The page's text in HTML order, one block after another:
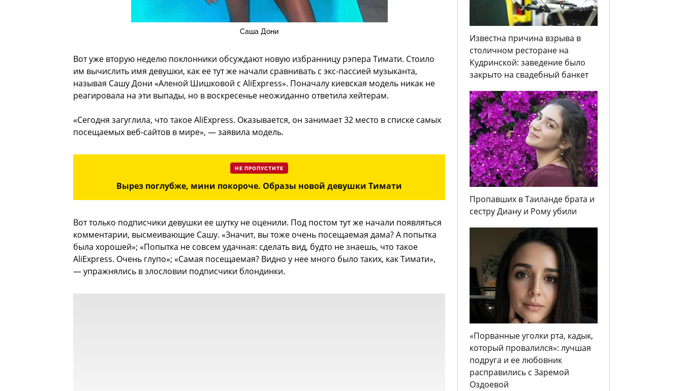
Саша Дони
Вот уже вторую неделю поклонники обсуждают новую избранницу рэпера Тимати. Стоило
им вычислить имя девушки, как ее тут же начали сравнивать с экс-пассией музыканта,
называя Сашу Дони «Аленой Шишковой с AliExpress». Поначалу киевская модель никак не
реагировала на эти выпады, но в воскресенье неожиданно ответила хейтерам.
«Сегодня загуглила, что такое AliExpress. Оказывается, он занимает 32 место в списке самых
посещаемых веб-сайтов в мире», — заявила модель.
НЕ ПРОПУСТИТЕ
Вырез поглубже, мини покороче. Образы новой девушки Тимати
Вот только подписчики девушки ее шутку не оценили. Под постом тут же начали появляться
комментарии, высмеивающие Сашу. «Значит, вы тоже очень посещаемая дама? А попытка
была хорошей»; «Попытка не совсем удачная: сделать вид, будто не знаешь, что такое
AliExpress. Очень глупо»; «Самая посещаемая? Видно у нее много было таких, как Тимати»,
— упражнялись в злословии подписчики блондинки.
Известна причина взрыва в
столичном ресторане на
Кудринской: заведение было
закрыто на свадебный банкет
Пропавших в Таиланде брата и
сестру Диану и Рому убили
«Порванные уголки рта, кадык,
который провалился»: лучшая
подруга и ее любовник
расправились с Заремой
Оздоевой